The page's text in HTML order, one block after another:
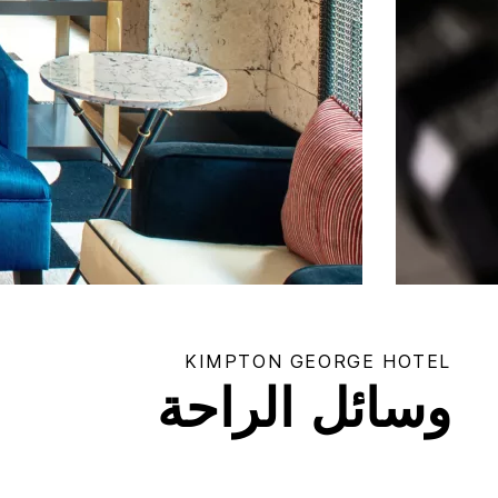
KIMPTON GEORGE HOTEL
وسائل الراحة